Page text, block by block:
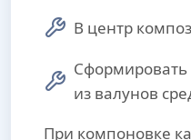
В центр
Сформировать
из валунов
При компоновке